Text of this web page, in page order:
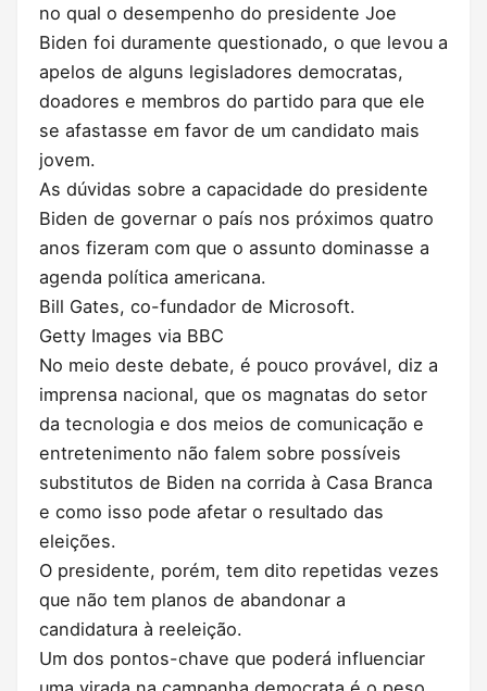
no qual o desempenho do presidente Joe
Biden foi duramente questionado, o que levou a
apelos de alguns legisladores democratas,
doadores e membros do partido para que ele
se afastasse em favor de um candidato mais
jovem.
As dúvidas sobre a capacidade do presidente
Biden de governar o país nos próximos quatro
anos fizeram com que o assunto dominasse a
agenda política americana.
Bill Gates, co-fundador de Microsoft.
Getty Images via BBC
No meio deste debate, é pouco provável, diz a
imprensa nacional, que os magnatas do setor
da tecnologia e dos meios de comunicação e
entretenimento não falem sobre possíveis
substitutos de Biden na corrida à Casa Branca
e como isso pode afetar o resultado das
eleições.
O presidente, porém, tem dito repetidas vezes
que não tem planos de abandonar a
candidatura à reeleição.
Um dos pontos-chave que poderá influenciar